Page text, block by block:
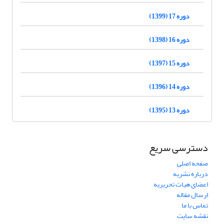
دوره 17 (1399)
دوره 16 (1398)
دوره 15 (1397)
دوره 14 (1396)
دوره 13 (1395)
دسترسی سریع
صفحه اصلی
درباره نشریه
اعضای هیات تحریریه
ارسال مقاله
تماس با ما
نقشه سایت